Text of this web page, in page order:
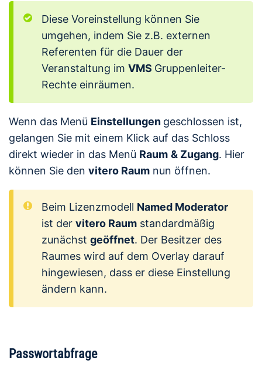
Diese Voreinstellung können Sie
umgehen, indem Sie z.B. externen
Referenten für die Dauer der
Veranstaltung im VMS Gruppenleiter-
Rechte einräumen.
Wenn das Menü Einstellungen geschlossen ist,
gelangen Sie mit einem Klick auf das Schloss
direkt wieder in das Menü Raum & Zugang. Hier
können Sie den vitero Raum nun öffnen.
Beim Lizenzmodell Named Moderator
ist der vitero Raum standardmäßig
zunächst geöffnet. Der Besitzer des
Raumes wird auf dem Overlay darauf
hingewiesen, dass er diese Einstellung
ändern kann.
Passwortabfrage